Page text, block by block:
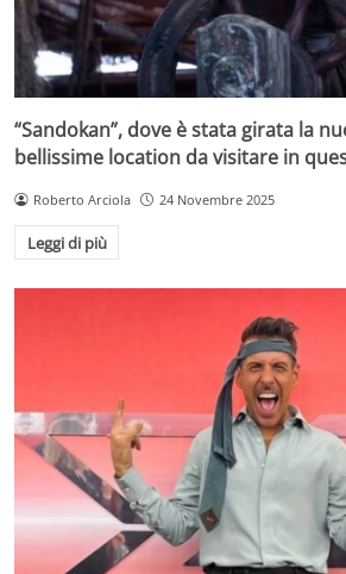
“Sandokan”, dove è stata girata la
bellissime location da visitare in
Roberto Arciola 24 Novembre 2025
Leggi di più